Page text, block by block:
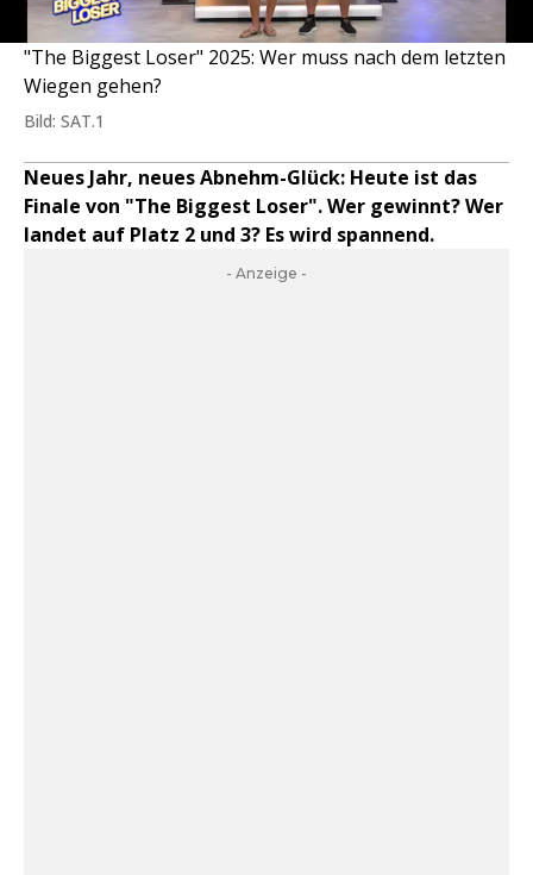
"The Biggest Loser" 2025: Wer muss nach dem letzten
Wiegen gehen?
Bild: SAT.1
Neues Jahr, neues Abnehm-Glück: Heute ist das
Finale von "The Biggest Loser". Wer gewinnt? Wer
landet auf Platz 2 und 3? Es wird spannend.
- Anzeige -